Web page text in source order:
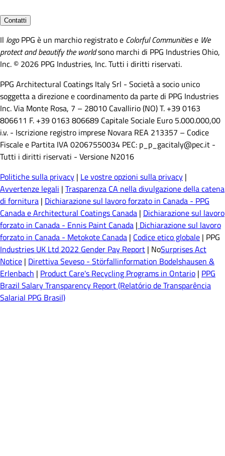
Contatti
Il logoPPG è un marchio registrato e Colorful Communitiese We
protect and beautify the worldsono marchi di PPG Industries Ohio,
Inc. © 2026 PPG Industries, Inc. Tutti i diritti riservati.
PPG Architectural Coatings Italy Srl - Società a socio unico
soggetta a direzione e coordinamento da parte di PPG Industries
Inc. Via Monte Rosa, 7 – 28010 Cavallirio (NO) T. +39 0163
806611 F. +39 0163 806689 Capitale Sociale Euro 5.000.000,00
i.v. - Iscrizione registro imprese Novara REA 213357 – Codice
Fiscale e Partita IVA 02067550034 PEC: p_p_gacitaly@pec.it -
Tutti i diritti riservati - Versione N2016
Politiche sulla privacy | Le vostre opzioni sulla privacy |
Avvertenze legali | Trasparenza CA nella divulgazione della catena
di fornitura | Dichiarazione sul lavoro forzato in Canada - PPG
Canada e Architectural Coatings Canada | Dichiarazione sul lavoro
forzato in Canada - Ennis Paint Canada | Dichiarazione sul lavoro
forzato in Canada - Metokote Canada | Codice etico globale | PPG
Industries UK Ltd 2022 Gender Pay Report | NoSurprises Act
Notice | Direttiva Seveso - Störfallinformation Bodelshausen &
Erlenbach | Product Care's Recycling Programs in Ontario | PPG
Brazil Salary Transparency Report (Relatório de Transparência
Salarial PPG Brasil)